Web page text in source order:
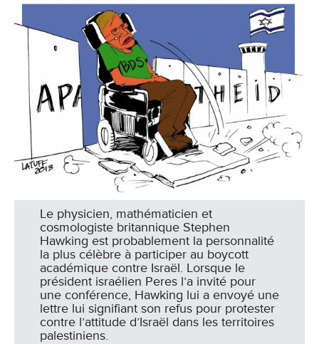
Le physicien, mathématicien et
cosmologiste britannique Stephen
Hawking est probablement la personnalité
la plus célèbre à participer au boycott
académique contre Israël. Lorsque le
président israélien Peres l’a invité pour
une conférence, Hawking lui a envoyé une
lettre lui signifiant son refus pour protester
contre l’attitude d’Israël dans les territoires
palestiniens.